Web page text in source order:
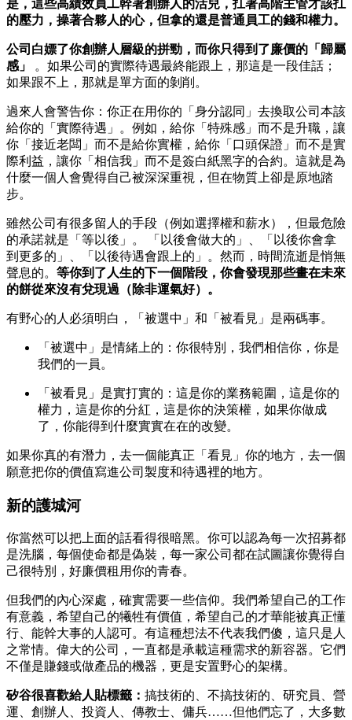
是，這些高績效員工幹著創辦人的活兒，扛著高階主管才該扛
的壓力，操著合夥人的心，但拿的還是普通員工的錢和權力。
公司白嫖了你創辦人層級的拼勁，而你只得到了廉價的「歸屬
感」
。如果公司的實際待遇最終能跟上，那這是一段佳話；
如果跟不上，那就是單方面的剝削。
過來人會警告你：你正在用你的「身分認同」去換取公司本該
給你的「實際待遇」。例如，給你「特殊感」而不是升職，讓
你「接近老闆」而不是給你實權，給你「口頭保證」而不是實
際利益，讓你「相信我」而不是簽白紙黑字的合約。這就是為
什麼一個人會覺得自己被深深重視，但在物質上卻是原地踏
步。
雖然公司有很多留人的手段（例如選擇權和薪水），但最危險
的承諾就是「等以後」。 「以後會做大的」、「以後你會拿
到更多的」、「以後待遇會跟上的」。然而，時間流逝是悄無
聲息的。 等你到了人生的下一個階段，你會發現那些畫在未來
的餅從來沒有兌現過（除非運氣好）。
有野心的人必須明白，「被選中」和「被看見」是兩碼事。
「被選中」是情緒上的：你很特別，我們相信你，你是
我們的一員。
「被看見」是實打實的：這是你的業務範圍，這是你的
權力，這是你的分紅，這是你的決策權，如果你做成
了，你能得到什麼實實在在的改變。
如果你真的有潛力，去一個能真正「看見」你的地方，去一個
願意把你的價值寫進公司製度和待遇裡的地方。
新的護城河
你當然可以把上面的話看得很暗黑。你可以認為每一次招募都
是洗腦，每個使命都是偽裝，每一家公司都在試圖讓你覺得自
己很特別，好廉價租用你的青春。
但我們的內心深處，確實需要一些信仰。我們希望自己的工作
有意義，希望自己的犧牲有價值，希望自己的才華能被真正懂
行、能幹大事的人認可。有這種想法不代表我們傻，這只是人
之常情。偉大的公司，一直都是承載這種需求的新容器。它們
不僅是賺錢或做產品的機器，更是安置野心的架構。
矽谷很喜歡給人貼標籤： 搞技術的、不搞技術的、研究員、營
運、創辦人、投資人、傳教士、傭兵……但他們忘了，大多數